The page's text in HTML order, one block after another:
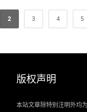
2 3 4 5
版权声明
本站文章除特别注明外均